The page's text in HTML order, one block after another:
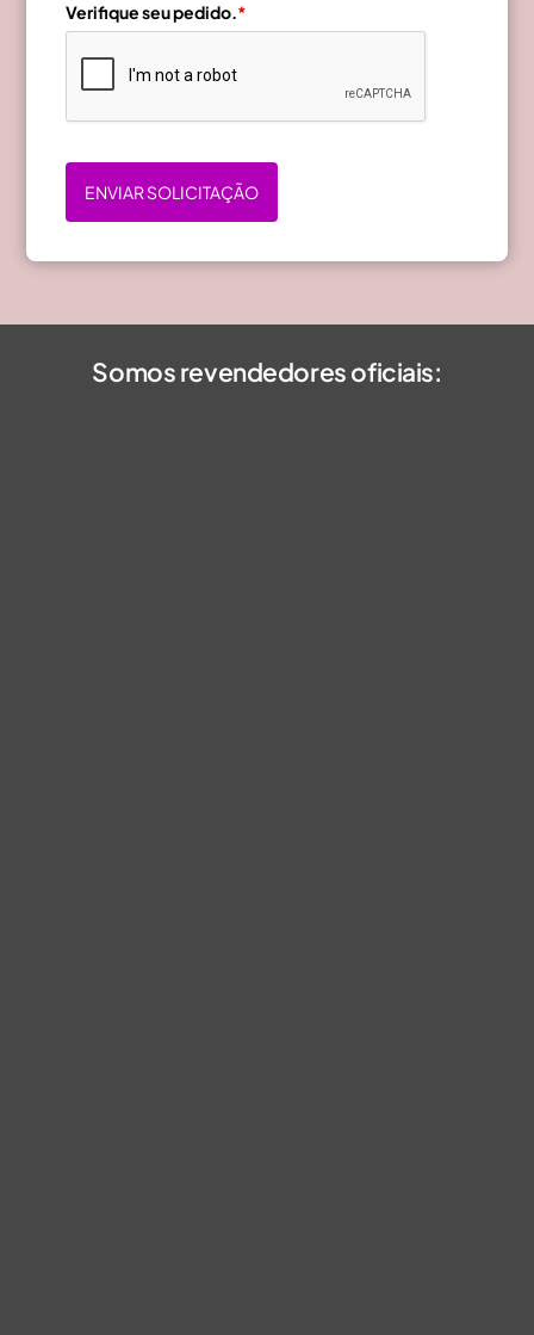
Verifique seu pedido.*
ENVIAR SOLICITAÇÃO
Somos revendedores oficiais: